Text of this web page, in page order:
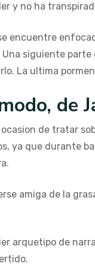
y no ha
encuentre
siguiente
La ultima
de
de tratar
ya que durante
amiga de la
arquetipo de